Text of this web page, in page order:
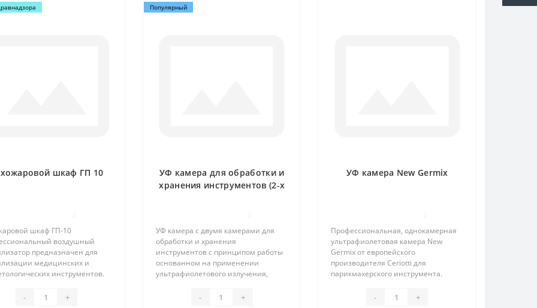
шкаф ГП 10
шкаф ГП-10
воздушный
предназначен для
медицинских и
инструментов.
конвекции,
- +
Популярный
УФ камера для обработки и
хранения инструментов (2-х
УФ камера с двумя камерами для
обработки и хранения
инструментов с принципом работы
основанном на применении
ультрафиолетового излучения,
ультрафиолетовая лампа,
- +
УФ камера New Germix
Профессиональная, однокамерная
ультрафиолетовая камера New
Germix от европейского
производителя Ceriotti для
парикмахерского инструмента.
помощи лампы Philips составляет 15-
- +